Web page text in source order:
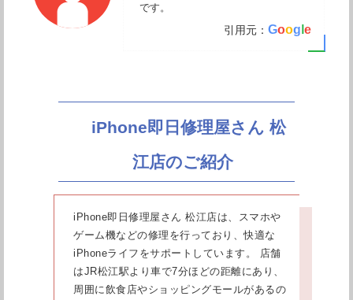
です。
引用元： Goog e
iPhone即日修理屋さん 松
江店のご紹介
iPhone即日修理屋さん 松江店は、スマホや
ゲーム機などの修理を行っており、快適な
iPhoneライフをサポートしています。 店舗
はJR松江駅より車で7分ほどの距離にあり、
周囲に飲食店やショッピングモールがあるの